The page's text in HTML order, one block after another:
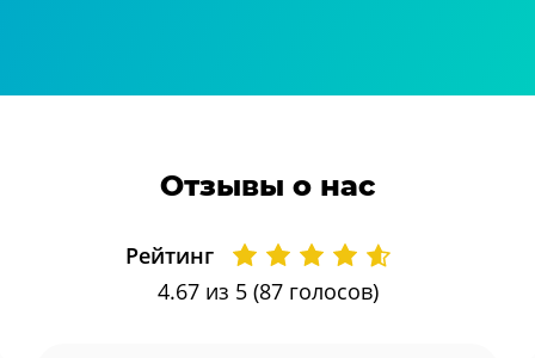
Отзывы о нас
Рейтинг
4.67из 5 (87 голосов)